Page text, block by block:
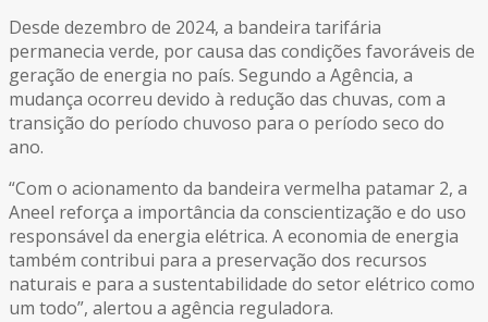
Desde dezembro de 2024, a bandeira tarifária
permanecia verde, por causa das condições favoráveis de
geração de energia no país. Segundo a Agência, a
mudança ocorreu devido à redução das chuvas, com a
transição do período chuvoso para o período seco do
ano.
“Com o acionamento da bandeira vermelha patamar 2, a
Aneel reforça a importância da conscientização e do uso
responsável da energia elétrica. A economia de energia
também contribui para a preservação dos recursos
naturais e para a sustentabilidade do setor elétrico como
um todo”, alertou a agência reguladora.